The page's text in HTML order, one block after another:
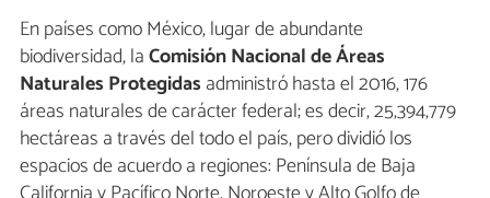
En países como México, lugar de abundante
biodiversidad, laComisión Nacional de Áreas
Naturales Protegidas administró hasta el 2016, 176
áreas naturales de carácter federal; es decir, 25,394,779
hectáreas a través del todo el país, pero dividió los
espacios de acuerdo a regiones: Península de Baja